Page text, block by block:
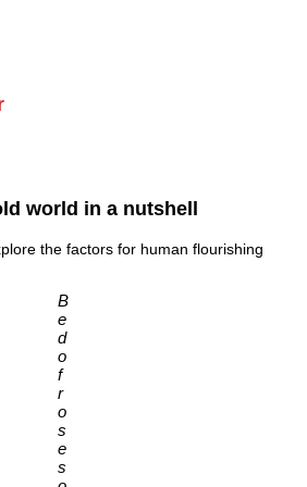
world in a nutshell
the factors for human flourishing
B
e
d
o
f
r
o
s
e
s